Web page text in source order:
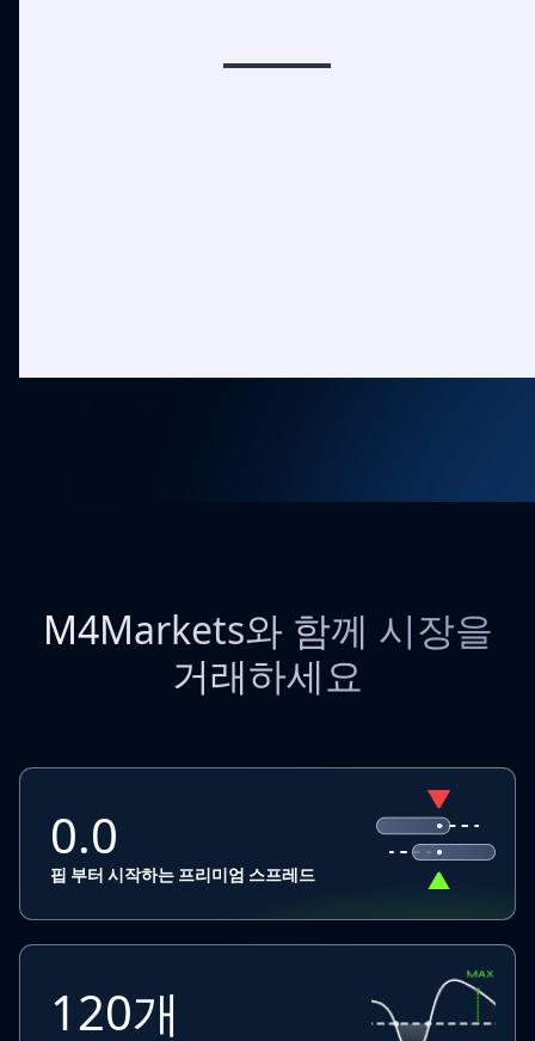
M4Markets와 함께 시장을
거래하세요
0.0
핍 부터 시작하는 프리미엄 스프레드
120개